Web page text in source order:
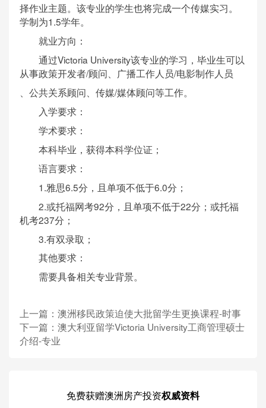
择作业主题。该专业的学生也将完成一个传媒实习。
学制为1.5学年。
就业方向：
通过Victoria University该专业的学习，毕业生可以
从事政策开发者/顾问、广播工作人员/电影制作人员
、公共关系顾问、传媒/媒体顾问等工作。
入学要求：
学术要求：
本科毕业，获得本科学位证；
语言要求：
1.雅思6.5分，且单项不低于6.0分；
2.或托福网考92分，且单项不低于22分；或托福
机考237分；
3.有双录取；
其他要求：
需要具备相关专业背景。
上一篇： 澳洲移民政策迫使大批留学生更换课程-时事
下一篇： 澳大利亚留学Victoria University工商管理硕士
介绍-专业
免费获赠澳洲房产投资权威资料